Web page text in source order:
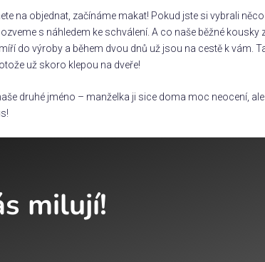
na objednat, začínáme makat! Pokud jste si vybrali
s náhledem ke schválení. A co naše běžné kousky
do výroby a během dvou dnů už jsou na cestě k vám.
už skoro klepou na dveře!
druhé jméno – manželka ji sice doma moc neocení,
milují!